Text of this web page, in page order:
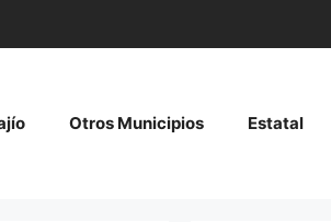
Otros Municipios Estatal